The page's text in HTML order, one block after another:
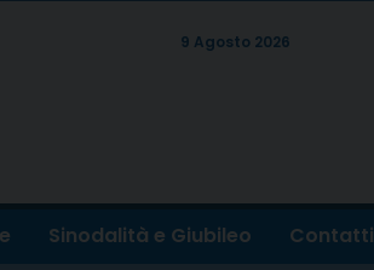
9 Agosto 2026
Sinodalità e Giubileo Contatti